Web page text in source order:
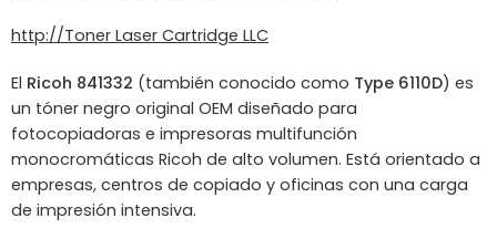
http://Toner Laser Cartridge LLC
El Ricoh 841332 (también conocido como Type 6110D) es
un tóner negro original OEM diseñado para
fotocopiadoras e impresoras multifunción
monocromáticas Ricoh de alto volumen. Está orientado a
empresas, centros de copiado y oficinas con una carga
de impresión intensiva.